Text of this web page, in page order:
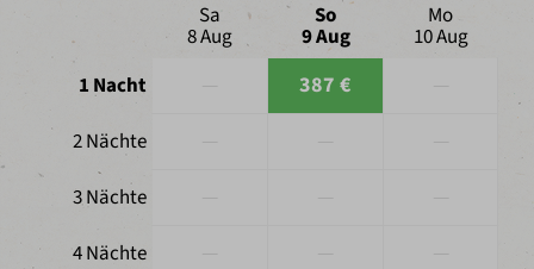
Sa
8 Aug
So
9 Aug
Mo
10 Aug
1 Nacht
387 €
2 Nächte
3 Nächte
4 Nächte